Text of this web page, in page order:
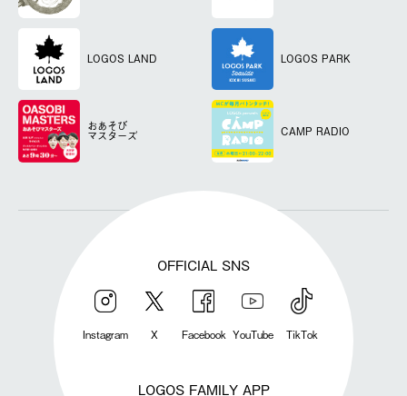
LOGOS LAND LOGOS PARK
おあそび
マスターズ CAMP RADIO
OFFICIAL SNS
Instagram X Facebook YouTube TikTok
LOGOS FAMILY APP